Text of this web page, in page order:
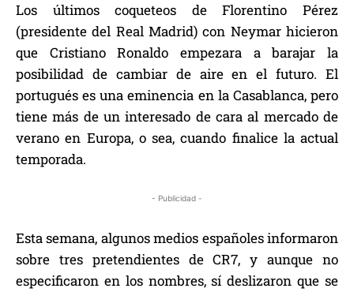
Los últimos coqueteos de Florentino Pérez
(presidente del Real Madrid) con Neymar hicieron
que Cristiano Ronaldo empezara a barajar la
posibilidad de cambiar de aire en el futuro. El
portugués es una eminencia en la Casablanca, pero
tiene más de un interesado de cara al mercado de
verano en Europa, o sea, cuando finalice la actual
temporada.
- Publicidad -
Esta semana, algunos medios españoles informaron
sobre tres pretendientes de CR7, y aunque no
especificaron en los nombres, sí deslizaron que se